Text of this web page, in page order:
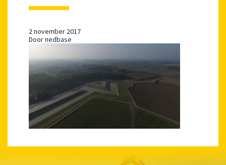
2 november 2017
Doornedbase